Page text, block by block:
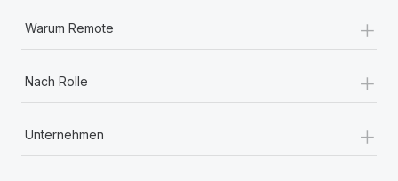
Warum Remote +
Nach Rolle +
Unternehmen +